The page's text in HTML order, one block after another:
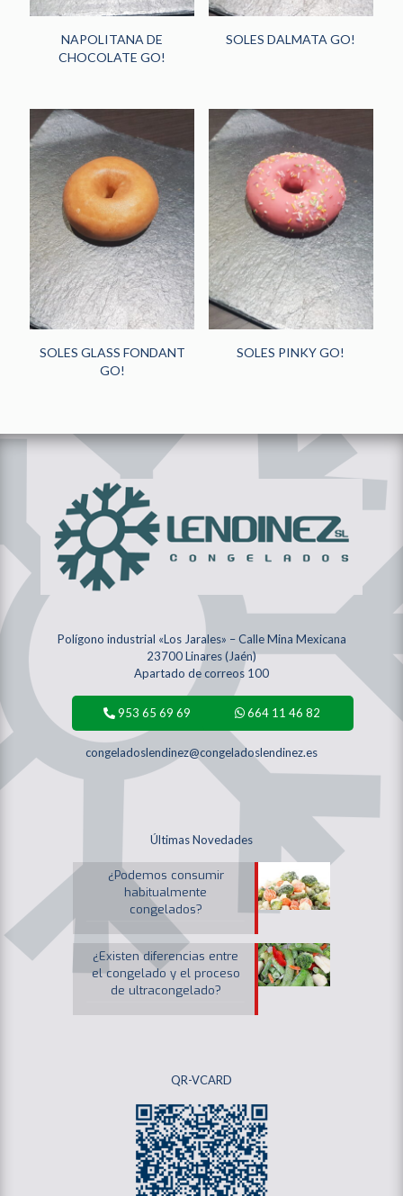
NAPOLITANA DE
CHOCOLATE GO!
SOLES DALMATA GO!
SOLES GLASS FONDANT
GO!
SOLES PINKY GO!
Polígono industrial «Los Jarales» – Calle Mina Mexicana
23700 Linares (Jaén)
Apartado de correos 100
953 65 69 69 664 11 46 82
congeladoslendinez@congeladoslendinez.es
Últimas Novedades
¿Podemos consumir
habitualmente
congelados?
¿Existen diferencias entre
el congelado y el proceso
de ultracongelado?
QR-VCARD